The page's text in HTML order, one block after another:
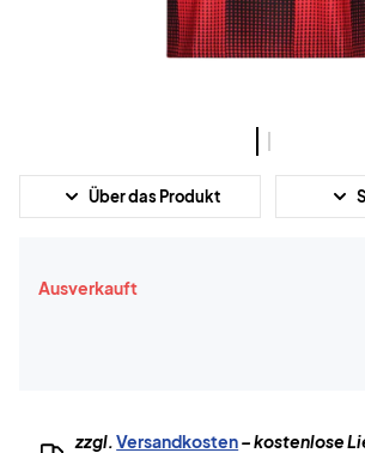
Über das Produkt
Ausverkauft
zzgl.Versandkosten– kostenlose